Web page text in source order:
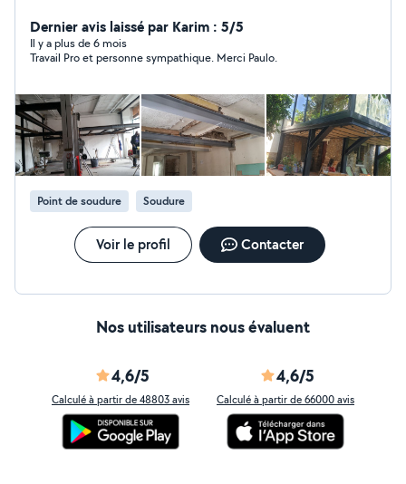
Dernier avis laissé par Karim : 5/5
Il y a plus de 6 mois
Travail Pro et personne sympathique. Merci Paulo.
Point de soudure Soudure
Voir le profil Contacter
Nos utilisateurs nous évaluent
4,6/5
Calculé à partir de 48803 avis
4,6/5
Calculé à partir de 66000 avis